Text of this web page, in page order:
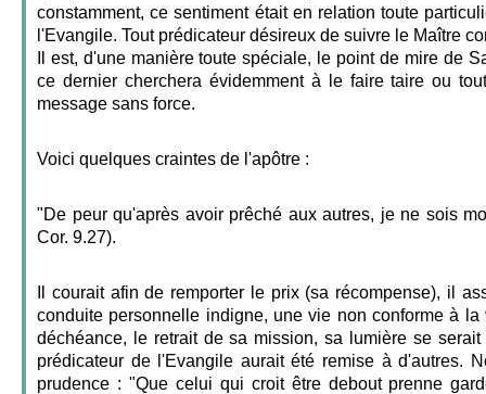
constamment, ce sentiment était en relation toute
l'Evangile. Tout prédicateur désireux de suivre le Maître
Il est, d'une manière toute spéciale, le point de mire de
ce dernier cherchera évidemment à le faire taire ou
message sans force.
Voici quelques craintes de l'apôtre :
"De peur qu'après avoir prêché aux autres, je ne sois
Cor. 9.27).
Il courait afin de remporter le prix (sa récompense), il
conduite personnelle indigne, une vie non conforme à la
déchéance, le retrait de sa mission, sa lumière se
prédicateur de l'Evangile aurait été remise à d'autres.
prudence : "Que celui qui croit être debout prenne